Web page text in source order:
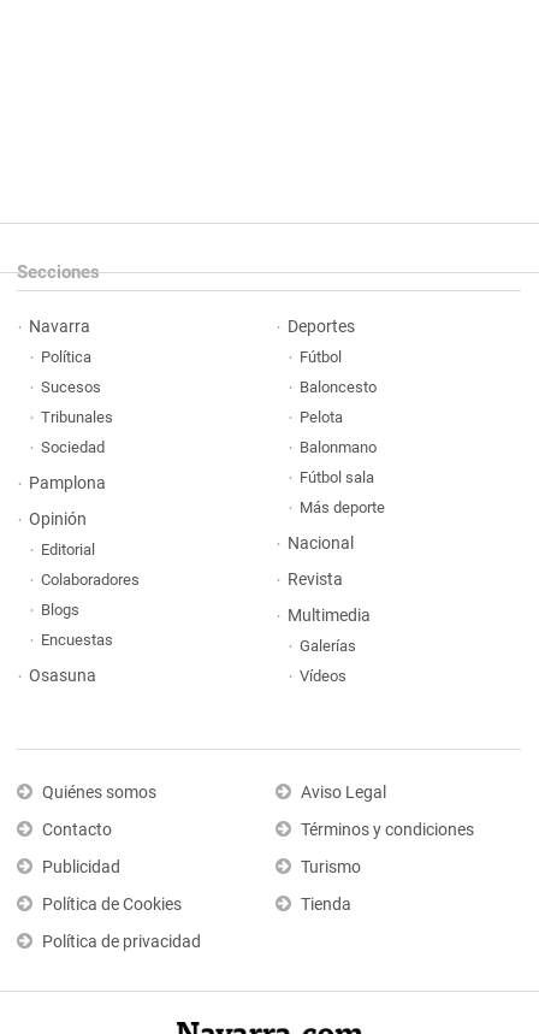
Secciones
Navarra
Política
Sucesos
Tribunales
Sociedad
Pamplona
Opinión
Editorial
Colaboradores
Blogs
Encuestas
Osasuna
Deportes
Fútbol
Baloncesto
Pelota
Balonmano
Fútbol sala
Más deporte
Nacional
Revista
Multimedia
Galerías
Vídeos
Quiénes somos
Contacto
Publicidad
Política de Cookies
Política de privacidad
Aviso Legal
Términos y condiciones
Turismo
Tienda